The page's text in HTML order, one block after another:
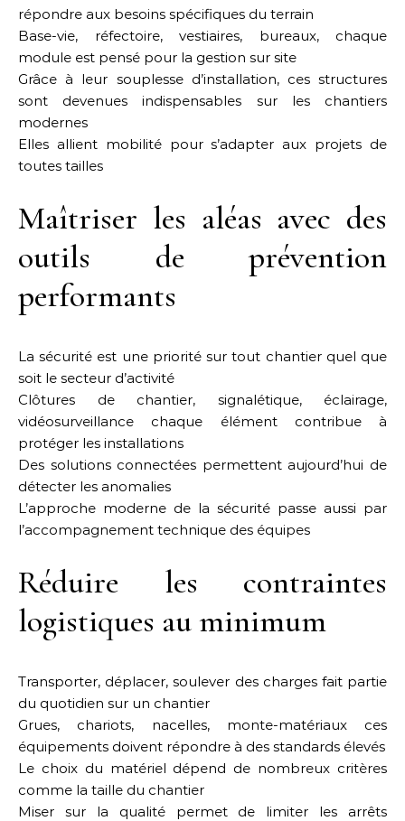
répondre aux besoins spécifiques du terrain
Base-vie, réfectoire, vestiaires, bureaux, chaque
module est pensé pour la gestion sur site
Grâce à leur souplesse d’installation, ces structures
sont devenues indispensables sur les chantiers
modernes
Elles allient mobilité pour s’adapter aux projets de
toutes tailles
Maîtriser les aléas avec des
outils de prévention
performants
La sécurité est une priorité sur tout chantier quel que
soit le secteur d’activité
Clôtures de chantier, signalétique, éclairage,
vidéosurveillance chaque élément contribue à
protéger les installations
Des solutions connectées permettent aujourd’hui de
détecter les anomalies
L’approche moderne de la sécurité passe aussi par
l’accompagnement technique des équipes
Réduire les contraintes
logistiques au minimum
Transporter, déplacer, soulever des charges fait partie
du quotidien sur un chantier
Grues, chariots, nacelles, monte-matériaux ces
équipements doivent répondre à des standards élevés
Le choix du matériel dépend de nombreux critères
comme la taille du chantier
Miser sur la qualité permet de limiter les arrêts